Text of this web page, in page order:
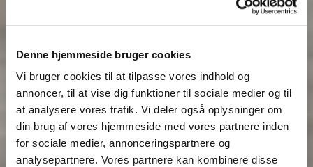
Denne hjemmeside bruger cookies
Vi bruger cookies til at tilpasse vores indhold og
annoncer, til at vise dig funktioner til sociale medier og til
at analysere vores trafik. Vi deler også oplysninger om
din brug af vores hjemmeside med vores partnere inden
for sociale medier, annonceringspartnere og
analysepartnere. Vores partnere kan kombinere disse